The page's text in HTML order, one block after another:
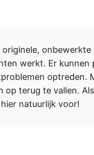
originele,
werkt. Er kunnen
optreden.
op terug te vallen.
natuurlijk voor!